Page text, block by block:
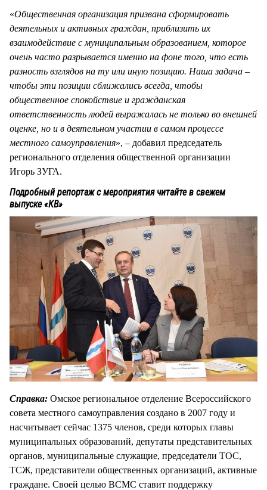
«Общественная организация призвана сформировать
деятельных и активных граждан, приблизить их
взаимодействие с муниципальным образованием, которое
очень часто разрывается именно на фоне того, что есть
разность взглядов на ту или иную позицию. Наша задача –
чтобы эти позиции сближались всегда, чтобы
общественное спокойствие и гражданская
ответственность людей выражалась не только во внешней
оценке, но и в деятельном участии в самом процессе
местного самоуправления», – добавил председатель
регионального отделения общественной организации
Игорь ЗУГА.
Подробный репортаж с мероприятия читайте в свежем
выпуске «КВ»
Справка: Омское региональное отделение Всероссийского
совета местного самоуправления создано в 2007 году и
насчитывает сейчас 1375 членов, среди которых главы
муниципальных образований, депутаты представительных
органов, муниципальные служащие, председатели ТОС,
ТСЖ, представители общественных организаций, активные
граждане. Своей целью ВСМС ставит поддержку